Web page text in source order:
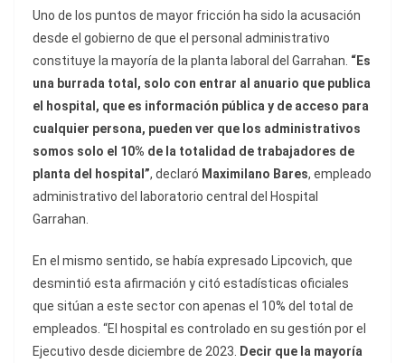
Uno de los puntos de mayor fricción ha sido la acusación
desde el gobierno de que el personal administrativo
constituye la mayoría de la planta laboral del Garrahan. “Es
una burrada total, solo con entrar al anuario que publica
el hospital, que es información pública y de acceso para
cualquier persona, pueden ver que los administrativos
somos solo el 10% de la totalidad de trabajadores de
planta del hospital”, declaró Maximilano Bares, empleado
administrativo del laboratorio central del Hospital
Garrahan.
En el mismo sentido, se había expresado Lipcovich, que
desmintió esta afirmación y citó estadísticas oficiales
que sitúan a este sector con apenas el 10% del total de
empleados. “El hospital es controlado en su gestión por el
Ejecutivo desde diciembre de 2023. Decir que la mayoría